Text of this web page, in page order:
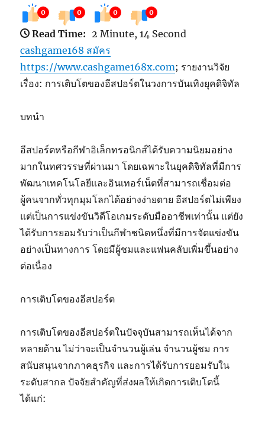
0 0 0 0
Read Time: 2 Minute, 14 Second
cashgame168 สมัคร
https://www.cashgame168x.com; รายงานวิจัย
เรื่อง: การเติบโตของอีสปอร์ตในวงการบันเทิงยุคดิจิทัล
บทนำ
อีสปอร์ตหรือกีฬาอิเล็กทรอนิกส์ได้รับความนิยมอย่าง
มากในทศวรรษที่ผ่านมา โดยเฉพาะในยุคดิจิทัลที่มีการ
พัฒนาเทคโนโลยีและอินเทอร์เน็ตที่สามารถเชื่อมต่อ
ผู้คนจากทั่วทุกมุมโลกได้อย่างง่ายดาย อีสปอร์ตไม่เพียง
แต่เป็นการแข่งขันวิดีโอเกมระดับมืออาชีพเท่านั้น แต่ยัง
ได้รับการยอมรับว่าเป็นกีฬาชนิดหนึ่งที่มีการจัดแข่งขัน
อย่างเป็นทางการ โดยมีผู้ชมและแฟนคลับเพิ่มขึ้นอย่าง
ต่อเนื่อง
การเติบโตของอีสปอร์ต
การเติบโตของอีสปอร์ตในปัจจุบันสามารถเห็นได้จาก
หลายด้าน ไม่ว่าจะเป็นจำนวนผู้เล่น จำนวนผู้ชม การ
สนับสนุนจากภาคธุรกิจ และการได้รับการยอมรับใน
ระดับสากล ปัจจัยสำคัญที่ส่งผลให้เกิดการเติบโตนี้
ได้แก่: